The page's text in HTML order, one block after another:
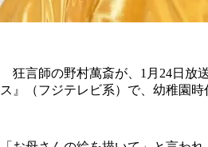
狂言師の野村萬斎が、1月24日放
ス』（フジテレビ系）で、幼稚園時